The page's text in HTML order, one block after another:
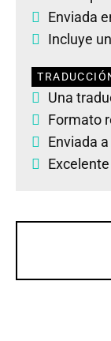
Enviada
Incluye
Una
Formato
Enviada